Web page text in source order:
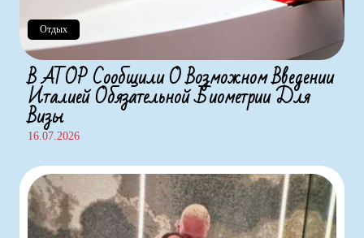
Отдых
В АТОР Сообщили О Возможном Введении
Италией Обязательной Биометрии Для
Визы
16.07.2026